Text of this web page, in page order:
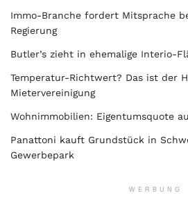
Immo-Branche fordert Mitsprache
Regierung
Butler’s zieht in ehemalige Interio-
Temperatur-Richtwert? Das ist der
Mietervereinigung
Wohnimmobilien: Eigentumsquote
Panattoni kauft Grundstück in
Gewerbepark
WERBUNG